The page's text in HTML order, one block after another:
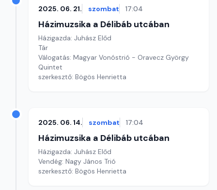
2025. 06. 21. szombat 17:04
Házimuzsika a Délibáb utcában
Házigazda: Juhász Előd
Tár
Válogatás: Magyar Vonóstrió - Oravecz György
Quintet
szerkesztő: Bögös Henrietta
2025. 06. 14. szombat 17:04
Házimuzsika a Délibáb utcában
Házigazda: Juhász Előd
Vendég: Nagy János Trió
szerkesztő: Bögös Henrietta